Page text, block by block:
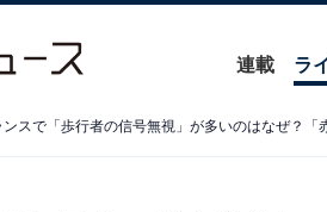
連載 ラ
ンスで「歩行者の信号無視」が多いのはなぜ？